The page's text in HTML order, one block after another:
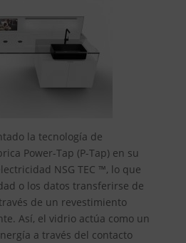
la tecnología de
Power-Tap (P-Tap) en su
NSG TEC ™, lo que
o los datos transferirse de
de un revestimiento
Así, el vidrio actúa como un
a través del contacto